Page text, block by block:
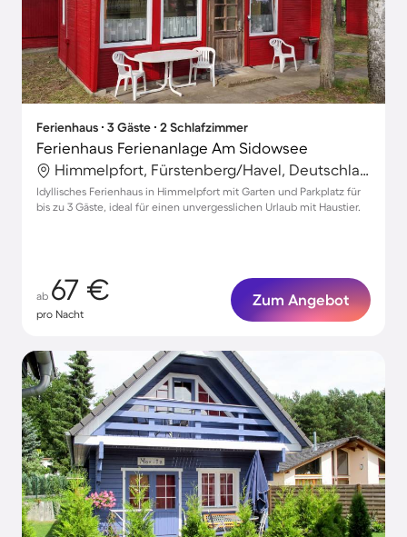
Ferienhaus ∙ 3 Gäste ∙ 2 Schlafzimmer
Ferienhaus Ferienanlage Am Sidowsee
Himmelpfort, Fürstenberg/Havel, Deutschland
Idyllisches Ferienhaus in Himmelpfort mit Garten und Parkplatz für
bis zu 3 Gäste, ideal für einen unvergesslichen Urlaub mit Haustier.
ab 67 €
pro Nacht
Zum Angebot